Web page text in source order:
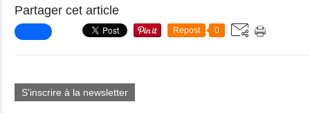
Partager cet article
Repost 0
S'inscrire à la newsletter